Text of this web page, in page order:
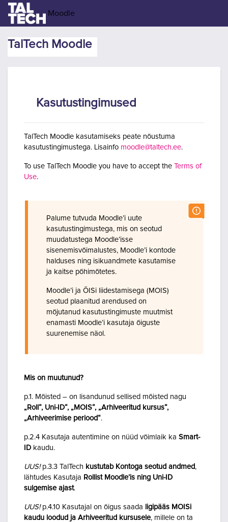
Jäta vahele peasisuni
Moodle
TalTech Moodle
Kasutustingimused
TalTech Moodle kasutamiseks peate nõustuma
kasutustingimustega. Lisainfo moodle@taltech.ee.
To use TalTech Moodle you have to accept the Terms of
Use.
Palume tutvuda Moodle’i uute
kasutustingimustega, mis on seotud
muudatustega Moodle’isse
sisenemisvõimalustes, Moodle’i kontode
halduses ning isikuandmete kasutamise
ja kaitse põhimõtetes.
Moodle’i ja ÕISi liidestamisega (MOIS)
seotud plaanitud arendused on
mõjutanud kasutustingimuste muutmist
enamasti Moodle’i kasutaja õiguste
suurenemise näol.
Mis on muutunud?
p.1. Mõisted – on lisandunud sellised mõisted nagu
„Roll“, Uni-ID“, „MOIS“, „Arhiveeritud kursus“,
„Arhiveerimise periood“.
p.2.4 Kasutaja autentimine on nüüd võimlaik ka Smart-
ID kaudu.
UUS!p.3.3 TalTech kustutab Kontoga seotud andmed,
lähtudes Kasutaja Rollist Moodle’is ning Uni-ID
sulgemise ajast.
UUS!p.4.10 Kasutajal on õigus saada ligipääs MOISi
kaudu loodud ja Arhiveeritud kursusele, millele on ta